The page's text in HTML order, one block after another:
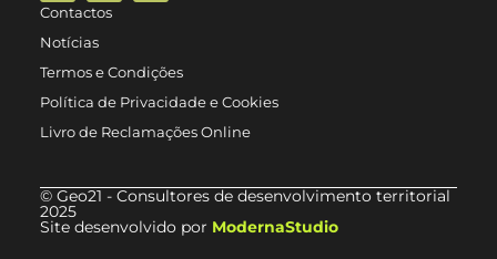
Contactos
Notícias
Termos e Condições
Política de Privacidade e Cookies
Livro de Reclamações Online
© Geo21 - Consultores de desenvolvimento territorial
2025
Site desenvolvido por ModernaStudio